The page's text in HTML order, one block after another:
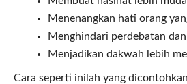
Menenangkan hati orang
Menghindari perdebatan
Menjadikan dakwah lebih
Cara seperti inilah yang